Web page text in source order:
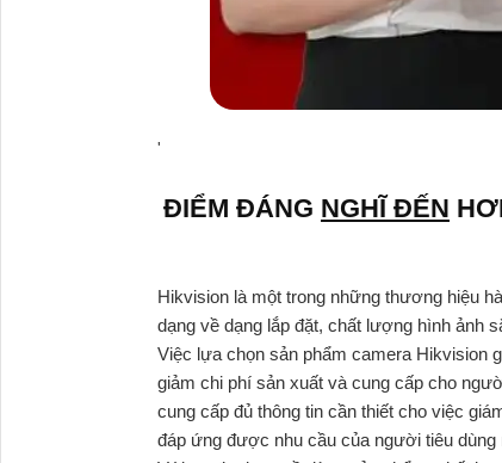
'
ĐIỂM ĐÁNG NGHĨ ĐẾN
Hikvision là một trong những thương hiệu
dạng về dạng lắp đặt, chất lượng hình ảnh
Việc lựa chọn sản phẩm camera Hikvision
giảm chi phí sản xuất và cung cấp cho
cung cấp đủ thông tin cần thiết cho việc
đáp ứng được nhu cầu của người tiêu